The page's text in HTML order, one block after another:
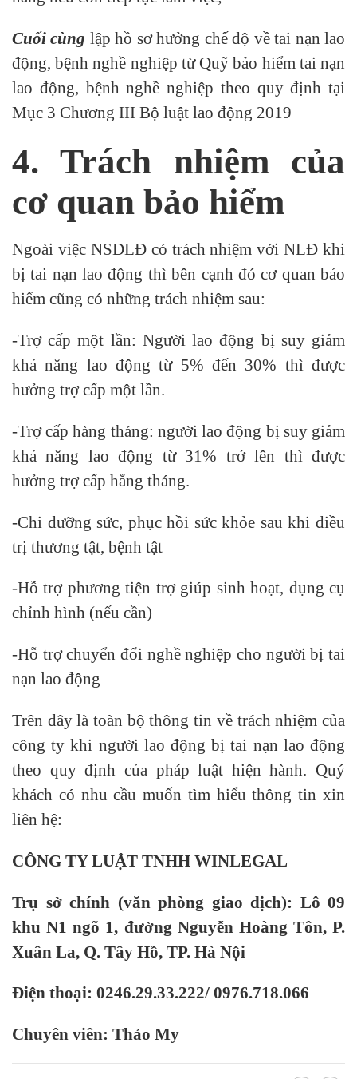
Cuối cùng lập hồ sơ hưởng chế độ về tai nạn lao
động, bệnh nghề nghiệp từ Quỹ bảo hiểm tai nạn
lao động, bệnh nghề nghiệp theo quy định tại
Mục 3 Chương III Bộ luật lao động 2019
4. Trách nhiệm của
cơ quan bảo hiểm
Ngoài việc NSDLĐ có trách nhiệm với NLĐ khi
bị tai nạn lao động thì bên cạnh đó cơ quan bảo
hiểm cũng có những trách nhiệm sau:
-Trợ cấp một lần: Người lao động bị suy giảm
khả năng lao động từ 5% đến 30% thì được
hưởng trợ cấp một lần.
-Trợ cấp hàng tháng: người lao động bị suy giảm
khả năng lao động từ 31% trở lên thì được
hưởng trợ cấp hằng tháng.
-Chi dưỡng sức, phục hồi sức khỏe sau khi điều
trị thương tật, bệnh tật
-Hỗ trợ phương tiện trợ giúp sinh hoạt, dụng cụ
chỉnh hình (nếu cần)
-Hỗ trợ chuyển đổi nghề nghiệp cho người bị tai
nạn lao động
Trên đây là toàn bộ thông tin về trách nhiệm của
công ty khi người lao động bị tai nạn lao động
theo quy định của pháp luật hiện hành. Quý
khách có nhu cầu muốn tìm hiểu thông tin xin
liên hệ:
CÔNG TY LUẬT TNHH WINLEGAL
Trụ sở chính (văn phòng giao dịch): Lô 09
khu N1 ngõ 1, đường Nguyễn Hoàng Tôn, P.
Xuân La, Q. Tây Hồ, TP. Hà Nội
Điện thoại: 0246.29.33.222/ 0976.718.066
Chuyên viên: Thảo My